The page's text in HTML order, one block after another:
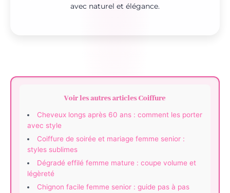
avec naturel et élégance.
Voir les autres articles Coiffure
Cheveux longs après 60 ans : comment les porter
avec style
Coiffure de soirée et mariage femme senior :
styles sublimes
Dégradé effilé femme mature : coupe volume et
légèreté
Chignon facile femme senior : guide pas à pas